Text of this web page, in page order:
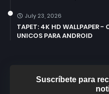
July 23, 2026
TAPET: 4K HD WALLPAPER -
UNICOS PARA ANDROID
Suscríbete para